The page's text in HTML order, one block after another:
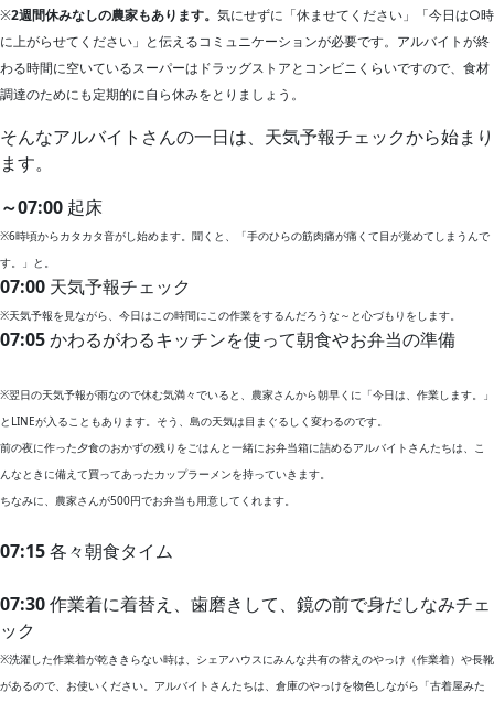
※2週間休みなしの農家もあります。 気にせずに「休ませてください」「今日は○時
に上がらせてください」と伝えるコミュニケーションが必要です。アルバイトが終
わる時間に空いているスーパーはドラッグストアとコンビニくらいですので、食材
調達のためにも定期的に自ら休みをとりましょう。
そんなアルバイトさんの一日は、天気予報チェックから始まり
ます。
～07:00 起床
※6時頃からカタカタ音がし始めます。聞くと、「手のひらの筋肉痛が痛くて目が覚めてしまうんで
す。」と。
07:00 天気予報チェック
※天気予報を見ながら、今日はこの時間にこの作業をするんだろうな～と心づもりをします。
07:05かわるがわるキッチンを使って朝食やお弁当の準備
※翌日の天気予報が雨なので休む気満々でいると、農家さんから朝早くに「今日は、作業します。」
とLINEが入ることもあります。そう、島の天気は目まぐるしく変わるのです。
前の夜に作った夕食のおかずの残りをごはんと一緒にお弁当箱に詰めるアルバイトさんたちは、こ
んなときに備えて買ってあったカップラーメンを持っていきます。
ちなみに、農家さんが500円でお弁当も用意してくれます。
07:15各々朝食タイム
07:30作業着に着替え、歯磨きして、鏡の前で身だしなみチェ
ック
※洗濯した作業着が乾ききらない時は、シェアハウスにみんな共有の替えのやっけ（作業着）や長靴
があるので、お使いください。アルバイトさんたちは、倉庫のやっけを物色しながら「古着屋みた